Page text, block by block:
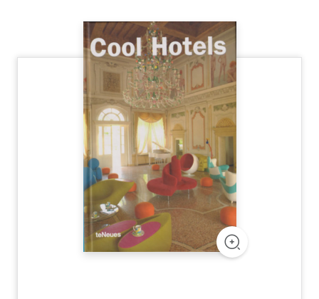
Gyermek- és ifjúsági
Hobbi, szabadidő
Szótár, nyelvkönyv
Tankönyv, segédkönyv
Társadalomtudomány